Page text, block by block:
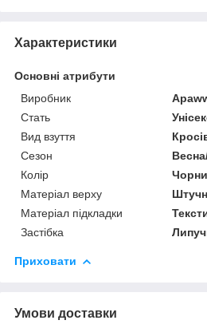
Характеристики
Основні атрибути
Виробник
Стать
Вид взуття
Сезон
Колір
Матеріал верху
Матеріал підкладки
Застібка
Приховати
Умови доставки